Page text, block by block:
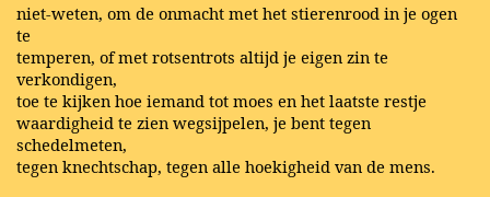
niet-weten, om de onmacht met het stierenrood in je ogen
te
temperen, of met rotsentrots altijd je eigen zin te
verkondigen,
toe te kijken hoe iemand tot moes en het laatste restje
waardigheid te zien wegsijpelen, je bent tegen
schedelmeten,
tegen knechtschap, tegen alle hoekigheid van de mens.